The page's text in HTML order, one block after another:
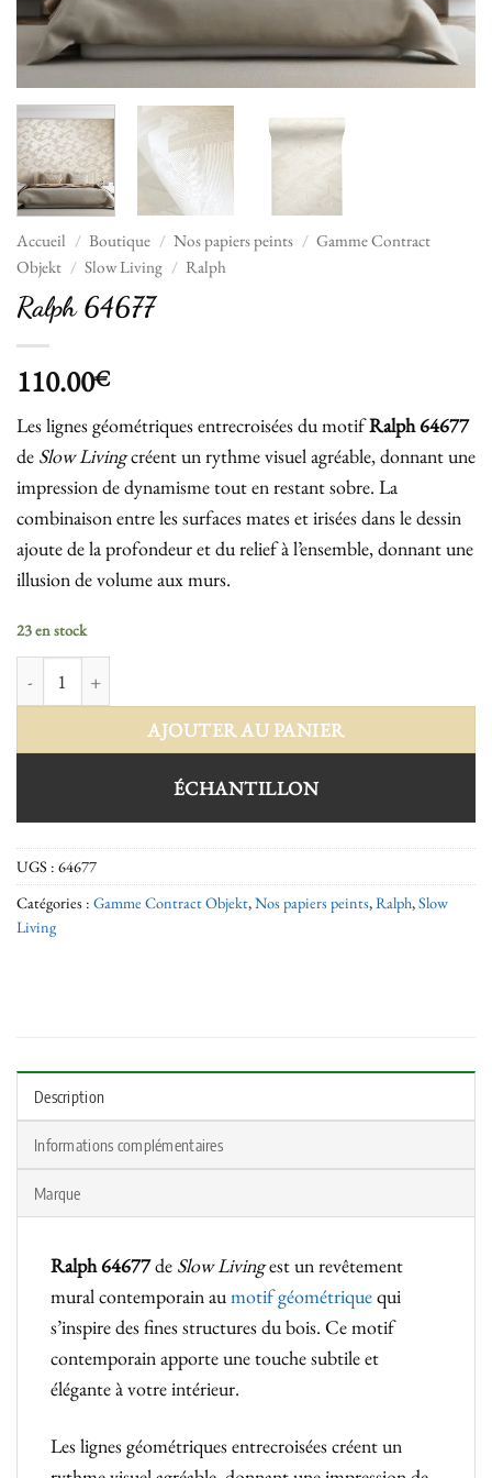
Accueil / Boutique / Nos papiers peints / Gamme Contract
Objekt / Slow Living / Ralph
Ralph 64677
110.00€
Les lignes géométriques entrecroisées du motifRalph 64677
de Slow Livingcréent un rythme visuel agréable, donnant une
impression de dynamisme tout en restant sobre. La
combinaison entre les surfaces mates et irisées dans le dessin
ajoute de la profondeur et du relief à l’ensemble, donnant une
illusion de volume aux murs.
23 en stock
AJOUTER AU PANIER
ÉCHANTILLON
UGS : 64677
Catégories : Gamme Contract Objekt,Nos papiers peints,Ralph,Slow
Living
Description
Informations complémentaires
Marque
Ralph 64677de Slow Livingest un revêtement
mural contemporain aumotif géométriquequi
s’inspire des fines structures du bois. Ce motif
contemporain apporte une touche subtile et
élégante à votre intérieur.
Les lignes géométriques entrecroisées créent un